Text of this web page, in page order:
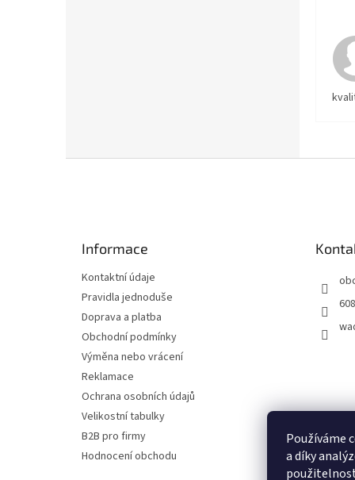
Používáme
a díky
Informace
Kontaktní údaje
Pravidla jednoduše
Doprava a platba
Obchodní podmínky
Výměna nebo vrácení
Reklamace
Ochrana osobních údajů
Velikostní tabulky
B2B pro firmy
Hodnocení obchodu